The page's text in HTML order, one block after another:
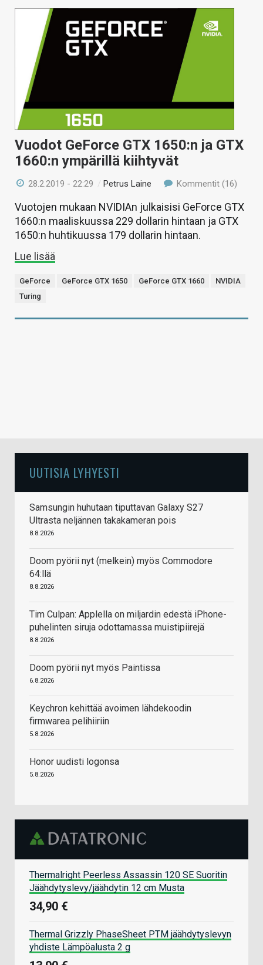
Vuodot GeForce GTX 1650:n ja GTX
1660:n ympärillä kiihtyvät
28.2.2019 - 22:29 /Petrus Laine Kommentit (16)
Vuotojen mukaan NVIDIAn julkaisisi GeForce GTX
1660:n maaliskuussa 229 dollarin hintaan ja GTX
1650:n huhtikuussa 179 dollarin hintaan.
Lue lisää
GeForce GeForce GTX 1650 GeForce GTX 1660
NVIDIA
Turing
UUTISIA LYHYESTI
Samsungin huhutaan tiputtavan Galaxy S27
Ultrasta neljännen takakameran pois
8.8.2026
Doom pyörii nyt (melkein) myös Commodore
64:llä
8.8.2026
Tim Culpan: Applella on miljardin edestä iPhone-
puhelinten siruja odottamassa muistipiirejä
8.8.2026
Doom pyörii nyt myös Paintissa
6.8.2026
Keychron kehittää avoimen lähdekoodin
firmwarea pelihiiriin
5.8.2026
Honor uudisti logonsa
5.8.2026
Thermalright Peerless Assassin 120 SE Suoritin
Jäähdytyslevy/jäähdytin 12 cm Musta
34,90 €
Thermal Grizzly PhaseSheet PTM jäähdytyslevyn
yhdiste Lämpöalusta 2 g